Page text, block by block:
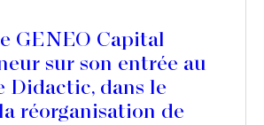
GENEO Capital
sur son entrée au
Didactic, dans le
réorganisation de